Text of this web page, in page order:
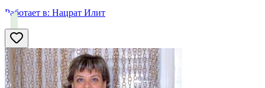
Работает в: Нацрат Илит